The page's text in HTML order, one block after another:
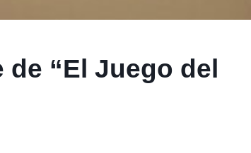
“El Juego del